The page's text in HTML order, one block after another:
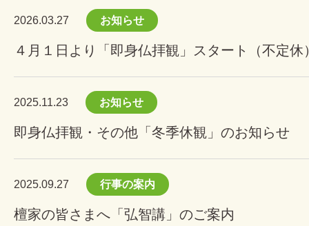
2026.03.27 お知らせ
４月１日より「即身仏拝観」スタート（不定休
2025.11.23 お知らせ
即身仏拝観・その他「冬季休観」のお知らせ
2025.09.27 行事の案内
檀家の皆さまへ「弘智講」のご案内